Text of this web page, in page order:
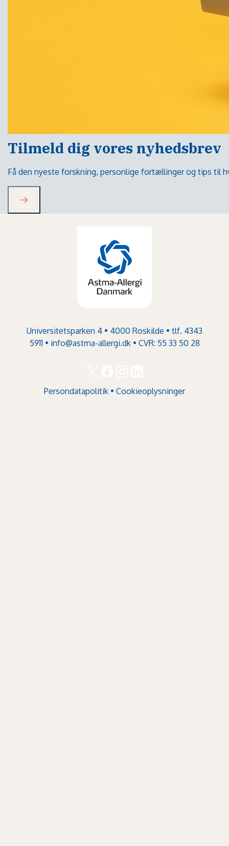
Tilmeld dig vores nyhedsbrev
Få den nyeste forskning, personlige fortællinger og tips til
Universitetsparken 4 • 4000 Roskilde • tlf. 4343
5911 • info@astma-allergi.dk• CVR: 55 33 50 28
Persondatapolitik • Cookieoplysninger